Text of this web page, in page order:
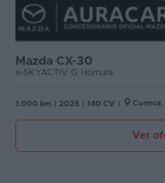
Mazda CX-30
e-SKYACTIV G Homura
1.000 km 2026 140 CV Cuenca
Ver